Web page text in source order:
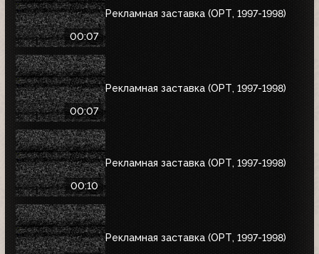
00:07
Рекламная заставка (ОРТ, 1997-1998)
00:07
Рекламная заставка (ОРТ, 1997-1998)
00:10
Рекламная заставка (ОРТ, 1997-1998)
Рекламная заставка (ОРТ, 1997-1998)